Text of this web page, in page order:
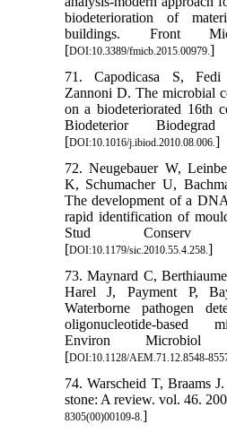
biodeterioration of
buildings. Front
[DOI:10.3389/fmicb.2015.00979.]
71. Capodicasa S,
Zannoni D. The microbial
on a biodeteriorated 16th
Biodeterior Biodegrad
[DOI:10.1016/j.ibiod.2010.08.006.]
72. Neugebauer W,
K, Schumacher U,
The development of a
rapid identification of
Stud Conserv
[DOI:10.1179/sic.2010.55.4.258.]
73. Maynard C,
Harel J, Payment P,
Waterborne pathogen
oligonucleotide-based
Environ Microbiol
[DOI:10.1128/AEM.71.12.8548-
74. Warscheid T, Braams
stone: A review. vol. 46.
8305(00)00109-8.]